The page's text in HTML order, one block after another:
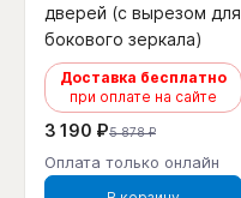
дверей (с вырезом для
бокового зеркала)
Доставка бесплатно
при оплате на сайте
3 190 ₽5 878 ₽
Оплата только онлайн